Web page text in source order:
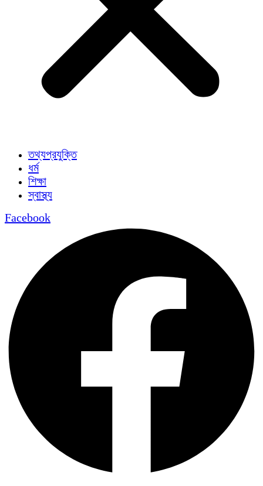
তথ্যপ্রযুক্তি
ধর্ম
শিক্ষা
স্বাস্থ্য
Facebook